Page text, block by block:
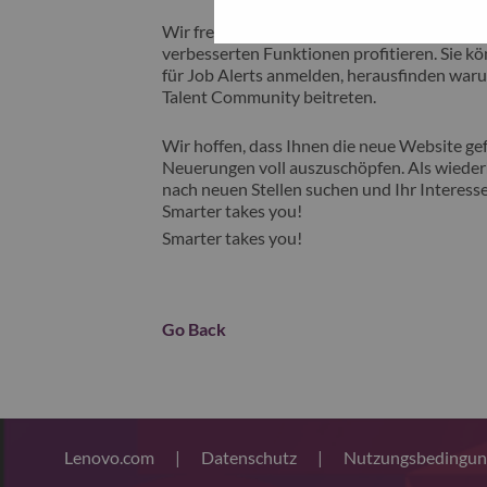
Wir freuen uns, Ihnen unsere neue
verbesserten Funktionen profitieren. Sie
für Job Alerts anmelden, herausfinden
Talent Community beitreten.
Wir hoffen, dass Ihnen die neue Website
Neuerungen voll auszuschöpfen. Als
nach neuen Stellen suchen und Ihr
Smarter takes you!
Smarter takes you!
Go Back
Lenovo.com | Datenschutz |